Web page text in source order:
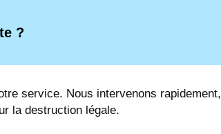
?
service. Nous intervenons rapidement,
la destruction légale.